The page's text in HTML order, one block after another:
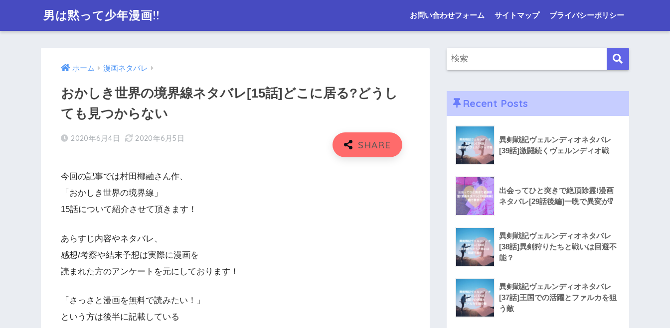
男は黙って少年漫画!! お問い合わせフォーム サイトマップ プライバシーポリシー
ホーム 漫画ネタバレ
おかしき世界の境界線ネタバレ[15話]どこに居る?どうし
ても見つからない
2020年6月4日 2020年6月5日
今回の記事では村田椰融さん作、
「おかしき世界の境界線」
15話について紹介させて頂きます！
あらすじ内容やネタバレ、
感想/考察や結末予想は実際に漫画を
読まれた方のアンケートを元にしております！
「さっさと漫画を無料で読みたい！」
という方は後半に記載している
Recent Posts
異剣戦記ヴェルンディオネタバレ
[39話]激闘続くヴェルンディオ戦
出会ってひと突きで絶頂除霊!漫画
ネタバレ[29話後編]一晩で異変が⁉︎
異剣戦記ヴェルンディオネタバレ
[38話]異剣狩りたちと戦いは回避不
能？
異剣戦記ヴェルンディオネタバレ
[37話]王国での活躍とファルカを狙
う敵